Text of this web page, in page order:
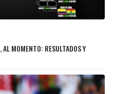
MOMENTO: RESULTADOS Y